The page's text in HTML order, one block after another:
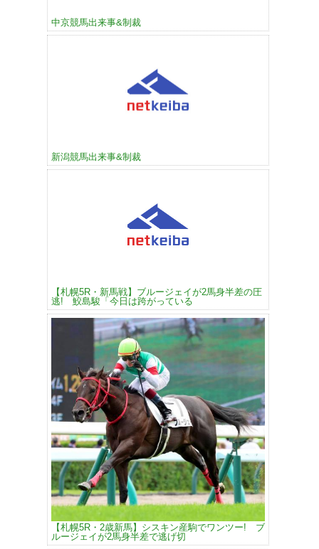
中京競馬出来事&制裁
新潟競馬出来事&制裁
【札幌5R・新馬戦】ブルージェイが2馬身半差の圧
逃! 鮫島駿「今日は跨がっている
【札幌5R・2歳新馬】シスキン産駒でワンツー! ブ
ルージェイが2馬身半差で逃げ切